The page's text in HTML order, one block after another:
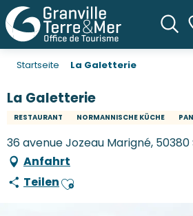
Startseite La Galetterie
La Galetterie
RESTAURANT NORMANNISCHE KÜCHE
36 avenue Jozeau Marigné,
Anfahrt
TeilenAjouter aux favoris